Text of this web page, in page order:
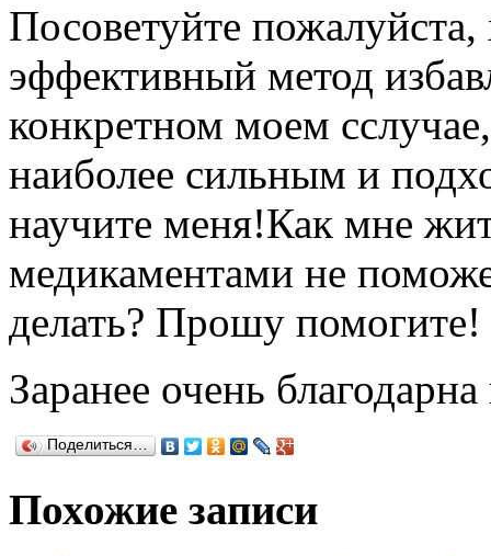
Посоветуйте
эффективный метод
конкретном моем
наиболее сильным и
научите меня!Как мне
медикаментами не
делать? Прошу помогите!
Заранее очень
Поделиться…
Похожие записи